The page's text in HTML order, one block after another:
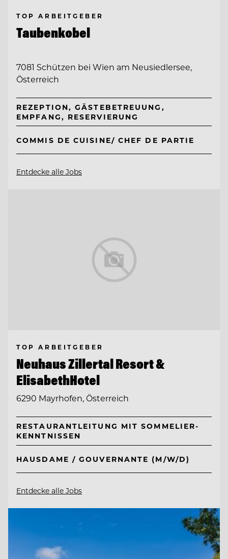
TOP ARBEITGEBER
Taubenkobel
7081 Schützen bei Wien am Neusiedlersee,
Österreich
REZEPTION, GÄSTEBETREUUNG,
EMPFANG, RESERVIERUNG
COMMIS DE CUISINE/ CHEF DE PARTIE
Entdecke alle Jobs
TOP ARBEITGEBER
Neuhaus Zillertal Resort &
ElisabethHotel
6290 Mayrhofen, Österreich
RESTAURANTLEITUNG MIT SOMMELIER-
KENNTNISSEN
HAUSDAME / GOUVERNANTE (M/W/D)
Entdecke alle Jobs